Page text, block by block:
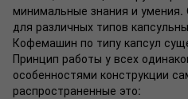
минимальные знания и умения.
для различных типов
Кофемашин по типу капсул
Принцип работы у всех
особенностями конструкции
распространенные это: